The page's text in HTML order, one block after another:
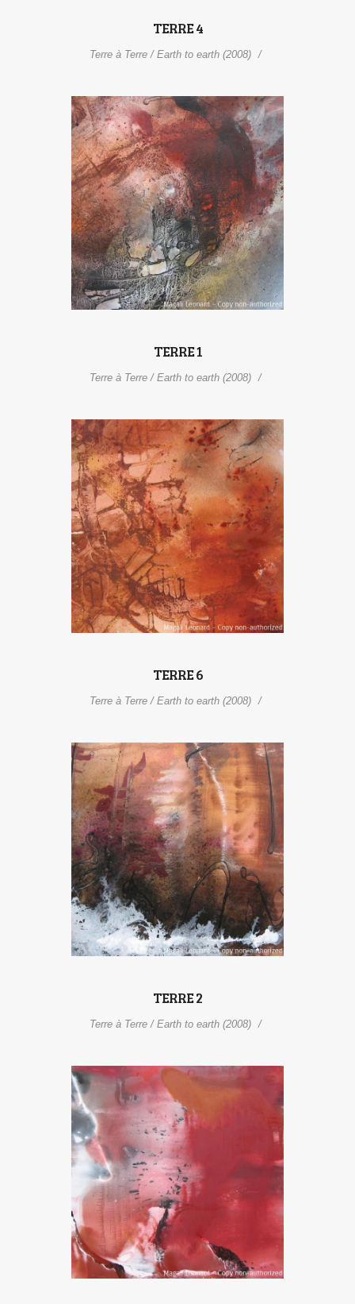
TERRE 4
Terre à Terre / Earth to earth (2008)
TERRE 1
Terre à Terre / Earth to earth (2008)
TERRE 6
Terre à Terre / Earth to earth (2008)
TERRE 2
Terre à Terre / Earth to earth (2008)